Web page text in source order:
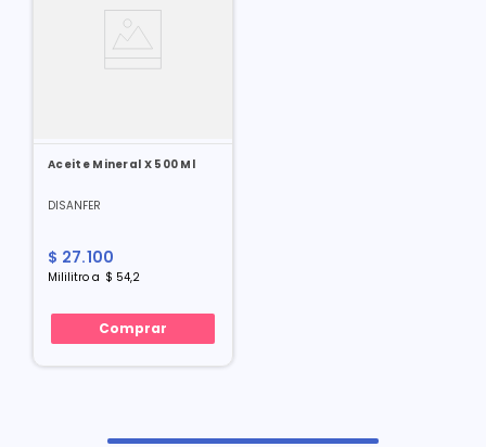
Aceite Mineral X 500 Ml
DISANFER
$ 27.100
Mililitro a $ 54,2
Comprar